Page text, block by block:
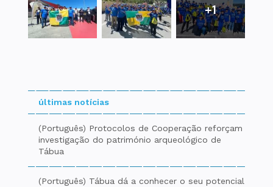
+1
últimas notícias
(Português) Protocolos de Cooperação reforçam
investigação do património arqueológico de
Tábua
(Português) Tábua dá a conhecer o seu potencial